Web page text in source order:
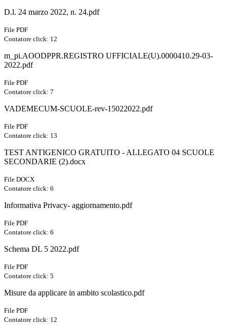
D.l. 24 marzo 2022, n. 24.pdf
File PDF
Contatore click: 12
m_pi.AOODPPR.REGISTRO UFFICIALE(U).0000410.29-03-
2022.pdf
File PDF
Contatore click: 7
VADEMECUM-SCUOLE-rev-15022022.pdf
File PDF
Contatore click: 13
TEST ANTIGENICO GRATUITO - ALLEGATO 04 SCUOLE
SECONDARIE (2).docx
File DOCX
Contatore click: 6
Informativa Privacy- aggiornamento.pdf
File PDF
Contatore click: 6
Schema DL 5 2022.pdf
File PDF
Contatore click: 5
Misure da applicare in ambito scolastico.pdf
File PDF
Contatore click: 12